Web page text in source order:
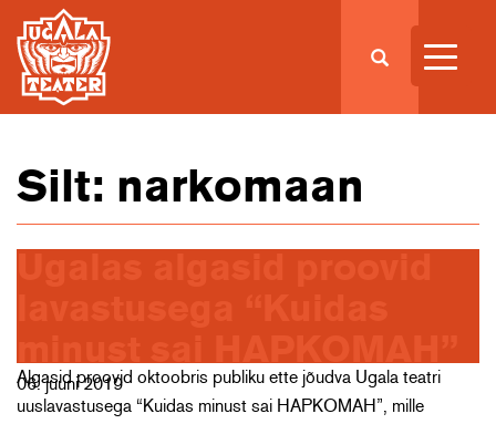
Silt: narkomaan
06. juuni 2019
Algasid proovid oktoobris publiku ette jõudva Ugala teatri
uuslavastusega “Kuidas minust sai HAPKOMAH”, mille